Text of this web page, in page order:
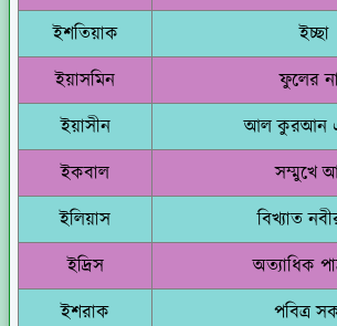
ইশতিয়াক ইচ্ছা
ইয়াসমিন ফুলের
ইয়াসীন আল কুরআন
ইকবাল সম্মুখে
ইলিয়াস বিখ্যাত
ইদ্রিস অত্যাধিক
ইশরাক পবিত্র